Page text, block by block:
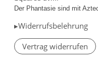
Der Phantasie sind mit
▸Widerrufsbelehrung
Vertrag widerrufen